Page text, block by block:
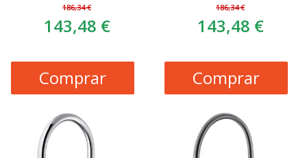
186,34 €
143,48 €
Comprar
186,34 €
143,48 €
Comprar